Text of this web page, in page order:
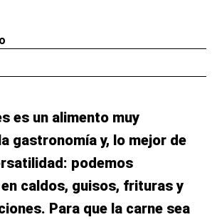
es un alimento muy
gastronomía y, lo mejor de
podemos
caldos, guisos, frituras y
Para que la carne sea